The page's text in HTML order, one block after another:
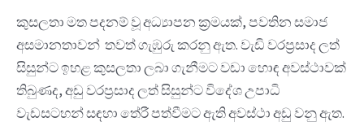
කුසලතා මත පදනම් වූ අධ්‍යාපන ක්‍රමයක්, පවතින සමාජ
අසමානතාවන් තවත් ගැඹුරු කරනු ඇත. වැඩි වරප්‍රසාද ලත්
සිසුන්ට ඉහළ කුසලතා ලබා ගැනීමට වඩා හොඳ අවස්ථාවක්
තිබුණද, අඩු වරප්‍රසාද ලත් සිසුන්ට විදේශ උපාධි
වැඩසටහන් සඳහා තේරී පත්වීමට ඇති අවස්ථා අඩු වනු ඇත.